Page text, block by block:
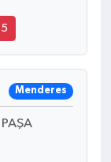
Menderes